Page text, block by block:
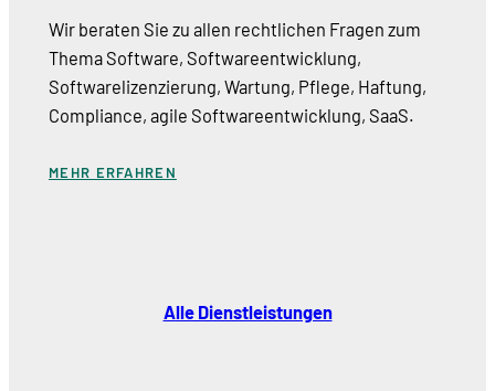
Wir beraten Sie zu allen rechtlichen Fragen zum
Thema Software, Softwareentwicklung,
Softwarelizenzierung, Wartung, Pflege, Haftung,
Compliance, agile Softwareentwicklung, SaaS.
MEHR ERFAHREN
Alle Dienstleistungen